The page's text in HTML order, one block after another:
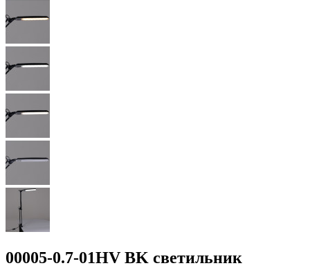
00005-0.7-01HV BK светильник